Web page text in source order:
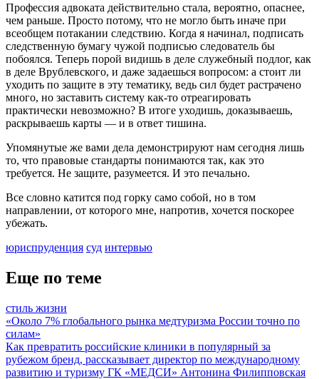
Профессия адвоката действительно стала, вероятно, опаснее,
чем раньше. Просто потому, что не могло быть иначе при
всеобщем потакании следствию. Когда я начинал, подписать
следственную бумагу чужой подписью следователь бы
побоялся. Теперь порой видишь в деле служебный подлог, как
в деле Врублевского, и даже задаешься вопросом: а стоит ли
уходить по защите в эту тематику, ведь сил будет растрачено
много, но заставить систему как-то отреагировать
практически невозможно? В итоге уходишь, доказываешь,
раскрываешь карты — и в ответ тишина.
Упомянутые же вами дела демонстрируют нам сегодня лишь
то, что правовые стандарты понимаются так, как это
требуется. Не защите, разумеется. И это печально.
Все словно катится под горку само собой, но в том
направлении, от которого мне, напротив, хочется поскорее
убежать.
юриспруденция суд интервью
Еще по теме
стиль жизни
«Около 7% глобального рынка медтуризма России точно по
силам»
Как превратить российские клиники в популярный за
рубежом бренд, рассказывает директор по международному
развитию и туризму ГК «МЕДСИ» Антонина Филипповская